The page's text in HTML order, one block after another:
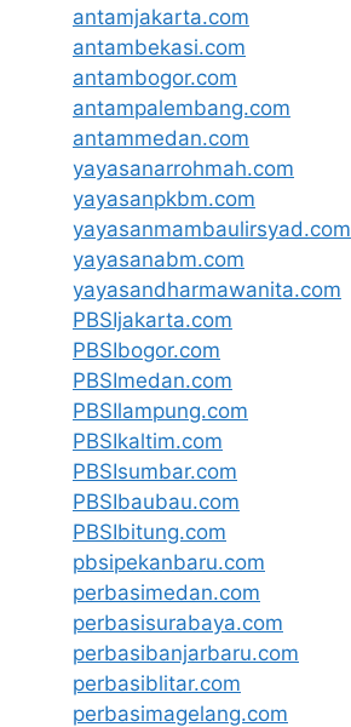
antamjakarta.com
antambekasi.com
antambogor.com
antampalembang.com
antammedan.com
yayasanarrohmah.com
yayasanpkbm.com
yayasanmambaulirsyad.com
yayasanabm.com
yayasandharmawanita.com
PBSIjakarta.com
PBSIbogor.com
PBSImedan.com
PBSIlampung.com
PBSIkaltim.com
PBSIsumbar.com
PBSIbaubau.com
PBSIbitung.com
pbsipekanbaru.com
perbasimedan.com
perbasisurabaya.com
perbasibanjarbaru.com
perbasiblitar.com
perbasimagelang.com